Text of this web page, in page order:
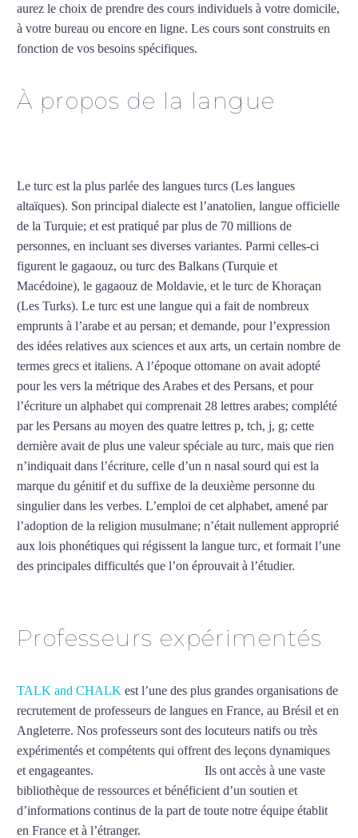
aurez le choix de prendre des cours individuels à votre domicile,
à votre bureau ou encore en ligne. Les cours sont construits en
fonction de vos besoins spécifiques.
À propos de la langue
Le turc est la plus parlée des langues turcs (Les langues
altaïques). Son principal dialecte est l’anatolien, langue officielle
de la Turquie; et est pratiqué par plus de 70 millions de
personnes, en incluant ses diverses variantes. Parmi celles-ci
figurent le gagaouz, ou turc des Balkans (Turquie et
Macédoine), le gagaouz de Moldavie, et le turc de Khoraçan
(Les Turks). Le turc est une langue qui a fait de nombreux
emprunts à l’arabe et au persan; et demande, pour l’expression
des idées relatives aux sciences et aux arts, un certain nombre de
termes grecs et italiens. A l’époque ottomane on avait adopté
pour les vers la métrique des Arabes et des Persans, et pour
l’écriture un alphabet qui comprenait 28 lettres arabes; complété
par les Persans au moyen des quatre lettres p, tch, j, g; cette
dernière avait de plus une valeur spéciale au turc, mais que rien
n’indiquait dans l’écriture, celle d’un n nasal sourd qui est la
marque du génitif et du suffixe de la deuxième personne du
singulier dans les verbes. L’emploi de cet alphabet, amené par
l’adoption de la religion musulmane; n’était nullement approprié
aux lois phonétiques qui régissent la langue turc, et formait l’une
des principales difficultés que l’on éprouvait à l’étudier.
Professeurs expérimentés
TALK and CHALK est l’une des plus grandes organisations de
recrutement de professeurs de langues en France, au Brésil et en
Angleterre. Nos professeurs sont des locuteurs natifs ou très
expérimentés et compétents qui offrent des leçons dynamiques
et engageantes.
Ils ont accès à une vaste
bibliothèque de ressources et bénéficient d’un soutien et
d’informations continus de la part de toute notre équipe établit
en France et à l’étranger.